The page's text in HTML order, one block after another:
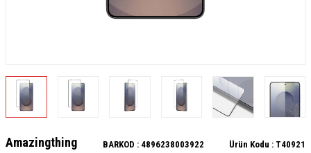
Amazingthing BARKOD : 4896238003922 Ürün Kodu : T40921